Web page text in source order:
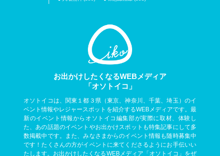
お出かけしたくなるWEBメディア
「オソトイコ」
オソトイコは、関東１都３県（東京、神奈川、千葉、埼玉）のイ
ベント情報やレジャースポットを紹介するWEBメディアです。最
新のイベント情報からオソトイコ編集部が実際に取材、体験し
た、あの話題のイベントやお出かけスポットも特集記事にして多
数掲載中です。また、みなさまからのイベント情報も随時募集中
です！たくさんの方がイベントに来てくださるようにお手伝いい
たします。お出かけしたくなるWEBメディア「オソトイコ」をぜ